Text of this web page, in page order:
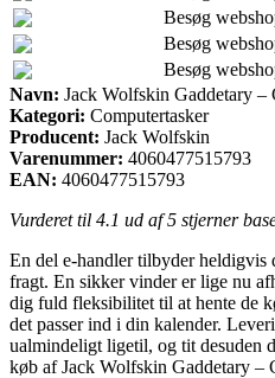
Besøg
Besøg
Besøg
Navn: Jack Wolfskin Gaddetary –
Kategori: Computertasker
Producent: Jack Wolfskin
Varenummer: 4060477515793
EAN: 4060477515793
Vurderet til 4.1 ud af 5 stjerner
En del e-handler tilbyder
fragt. En sikker vinder er lige nu
dig fuld fleksibilitet til at hente de
det passer ind i din kalender.
ualmindeligt ligetil, og tit desuden
køb af Jack Wolfskin Gaddetary –